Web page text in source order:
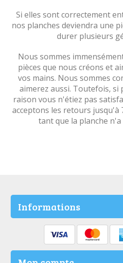
Si elles sont correctement
nos planches deviendra une
durer plusieurs
Nous sommes
pièces que nous créons et
vos mains. Nous sommes
aimerez aussi. Toutefois, si
raison vous n'étiez pas
acceptons les retours jusqu'à
tant que la planche
Informations